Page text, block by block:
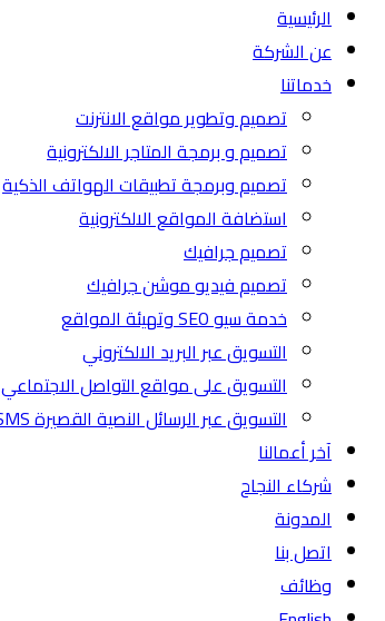
الرئيسية
عن الشركة
خدماتنا
تصميم وتطوير مواقع الانترنت
تصميم و برمجة المتاجر الالكترونية
تصميم وبرمجة تطبيقات الهواتف الذكية
استضافة المواقع الالكترونية
تصميم جرافيك
تصميم فيديو موشن جرافيك
خدمة سيو SEO وتهيئة المواقع
التسويق عبر البريد الالكتروني
التسويق على مواقع التواصل الاجتماعي
التسويق عبر الرسائل النصية القصيرة SMS
آخر أعمالنا
شركاء النجاح
المدونة
اتصل بنا
وظائف